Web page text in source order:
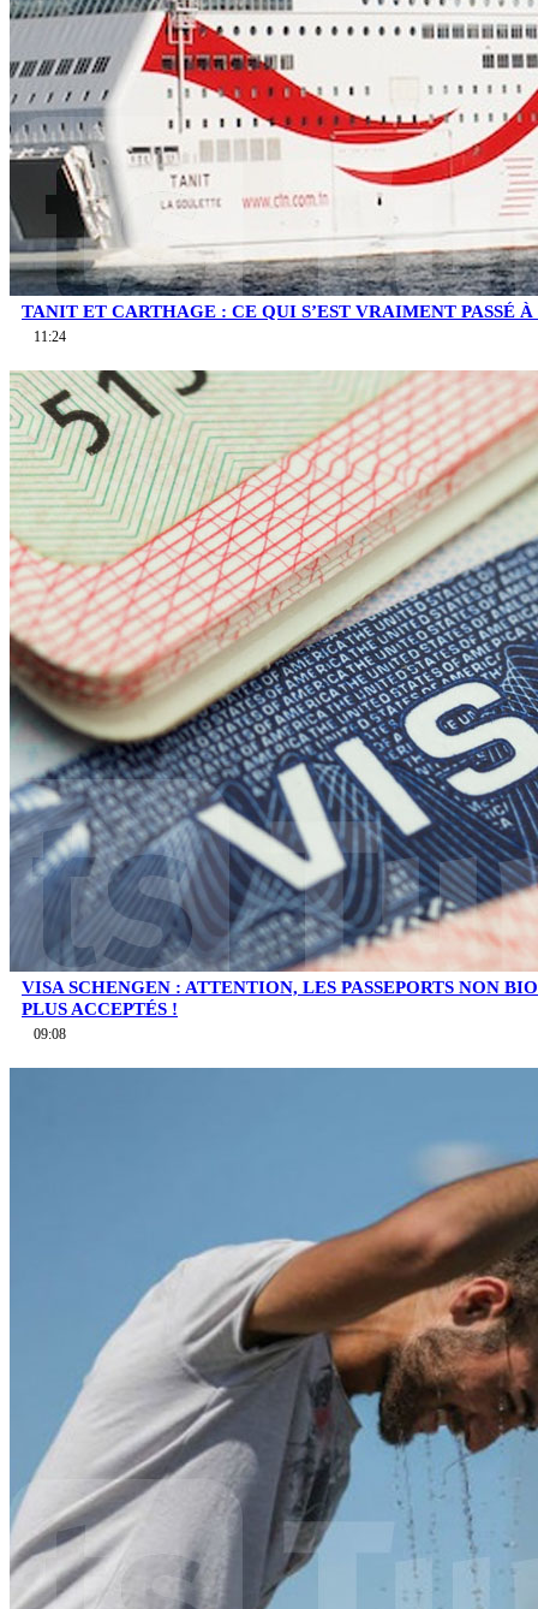
TANIT ET CARTHAGE : CE QUI S’EST VRAIMENT PASSÉ
11:24
VISA SCHENGEN : ATTENTION, LES PASSEPORTS NON
PLUS ACCEPTÉS !
09:08